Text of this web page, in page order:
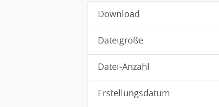
Download
Dateigröße
Datei-Anzahl
Erstellungsdatum